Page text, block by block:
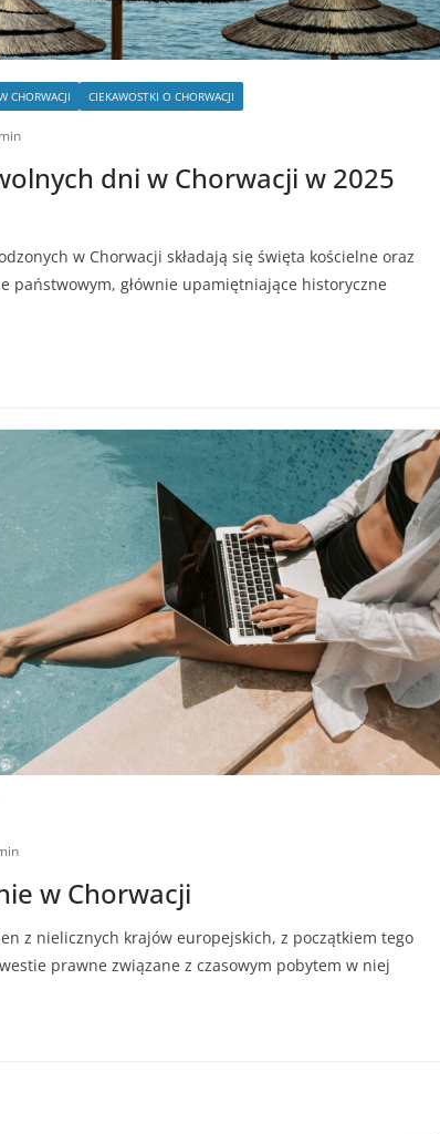
CHORWACJI CIEKAWOSTKI O CHORWACJI
dni w Chorwacji w 2025
w Chorwacji składają się święta kościelne oraz
państwowym, głównie upamiętniające historyczne
w Chorwacji
z nielicznych krajów europejskich, z początkiem tego
prawne związane z czasowym pobytem w niej